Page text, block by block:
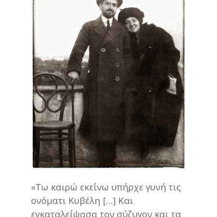
«Τω καιρώ εκείνω υπήρχε γυνή τις
ονόματι Κυβέλη […] Και
εγκαταλείψασα τον σύζυγον και τα